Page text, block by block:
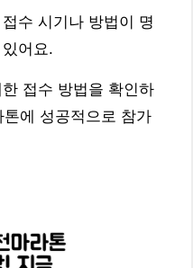
수 시기나 방법이 명
어요.
접수 방법을 확인하
에 성공적으로 참가